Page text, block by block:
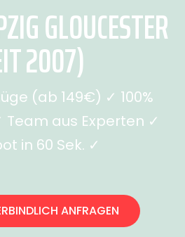
GLOUCESTER
2007)
(ab 149€) ✓ 100%
aus Experten ✓
in 60 Sek. ✓
ANFRAGEN